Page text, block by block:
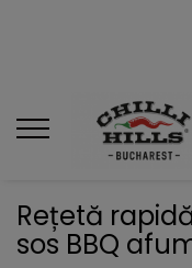
Sosuri Picante
Seturi Cadou
Dulceata de ardei
Sos barbeque
Rețetă
sos BBQ